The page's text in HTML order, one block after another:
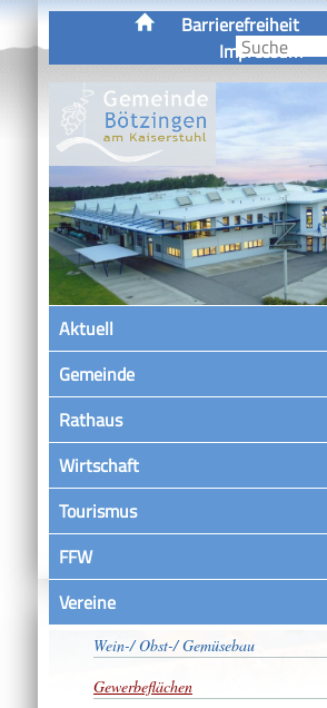
Barrierefreiheit
Impressum
Aktuell
Gemeinde
Rathaus
Wirtschaft
Tourismus
FFW
VereineUnternehmen
Wein-/ Obst-/ Gemüsebau
Gewerbeflächen